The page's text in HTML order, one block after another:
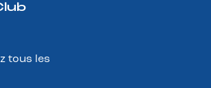
tous les